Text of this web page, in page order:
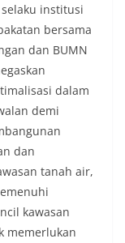
institusi
bersama
dan BUMN
dalam
demi
dan
tanah air,
kawasan
memerlukan